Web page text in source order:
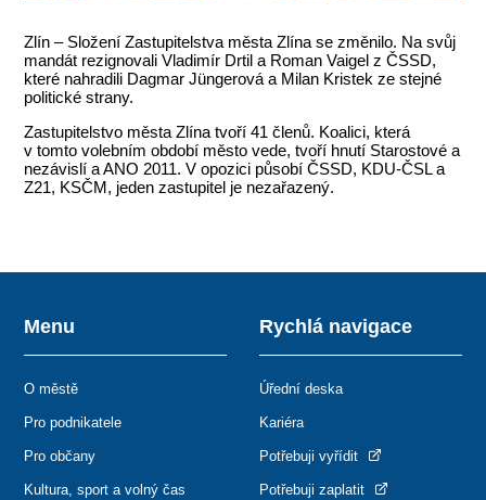
Zlín – Složení Zastupitelstva města Zlína se změnilo. Na svůj
mandát rezignovali Vladimír Drtil a Roman Vaigel z ČSSD,
které nahradili Dagmar Jüngerová a Milan Kristek ze stejné
politické strany.
Zastupitelstvo města Zlína tvoří 41 členů. Koalici, která
v tomto volebním období město vede, tvoří hnutí Starostové a
nezávislí a ANO 2011. V opozici působí ČSSD, KDU-ČSL a
Z21, KSČM, jeden zastupitel je nezařazený.
Menu
O městě
Pro podnikatele
Pro občany
Kultura, sport a volný čas
Rychlá navigace
Úřední deska
Kariéra
Potřebuji vyřídit
Potřebuji zaplatit